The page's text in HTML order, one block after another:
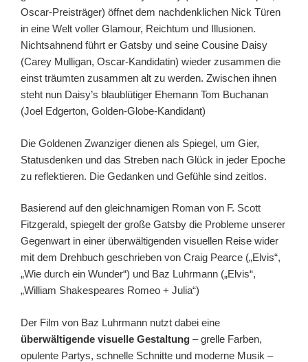
Oscar-Preisträger) öffnet dem nachdenklichen Nick Türen
in eine Welt voller Glamour, Reichtum und Illusionen.
Nichtsahnend führt er Gatsby und seine Cousine Daisy
(Carey Mulligan, Oscar-Kandidatin) wieder zusammen die
einst träumten zusammen alt zu werden. Zwischen ihnen
steht nun Daisy’s blaublütiger Ehemann Tom Buchanan
(Joel Edgerton, Golden-Globe-Kandidant)
Die Goldenen Zwanziger dienen als Spiegel, um Gier,
Statusdenken und das Streben nach Glück in jeder Epoche
zu reflektieren. Die Gedanken und Gefühle sind zeitlos.
Basierend auf den gleichnamigen Roman von F. Scott
Fitzgerald, spiegelt der große Gatsby die Probleme unserer
Gegenwart in einer überwältigenden visuellen Reise wider
mit dem Drehbuch geschrieben von Craig Pearce („Elvis“,
„Wie durch ein Wunder“) und Baz Luhrmann („Elvis“,
„William Shakespeares Romeo + Julia“)
Der Film von Baz Luhrmann nutzt dabei eine
überwältigende visuelle Gestaltung – grelle Farben,
opulente Partys, schnelle Schnitte und moderne Musik –